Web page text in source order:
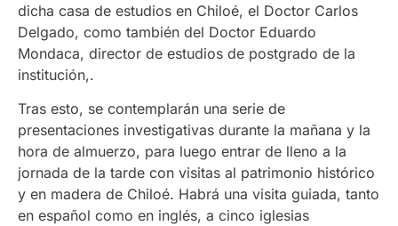
dicha casa de estudios en Chiloé, el Doctor Carlos
Delgado, como también del Doctor Eduardo
Mondaca, director de estudios de postgrado de la
institución,.
Tras esto, se contemplarán una serie de
presentaciones investigativas durante la mañana y la
hora de almuerzo, para luego entrar de lleno a la
jornada de la tarde con visitas al patrimonio histórico
y en madera de Chiloé. Habrá una visita guiada, tanto
en español como en inglés, a cinco iglesias